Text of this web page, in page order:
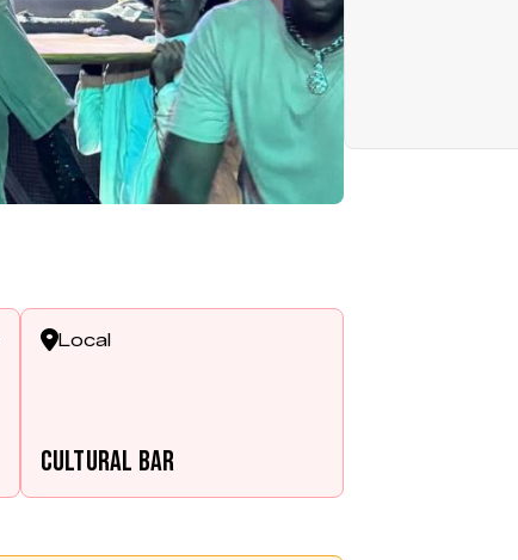
Local
Cultural Bar